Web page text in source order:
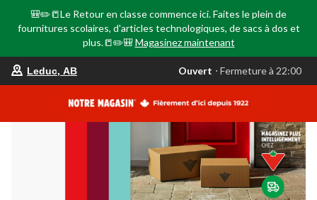
🎒✏️📒Le Retour en classe commence ici. Faites le plein de
fournitures scolaires, d'articles technologiques, de sacs à dos et
plus.📒✏️🎒 Magasinez maintenant
votre
est
AB,
Ouvert,
Fermeture
à
22:00
Leduc, AB Ouvert ⋅ Fermeture à 22:00